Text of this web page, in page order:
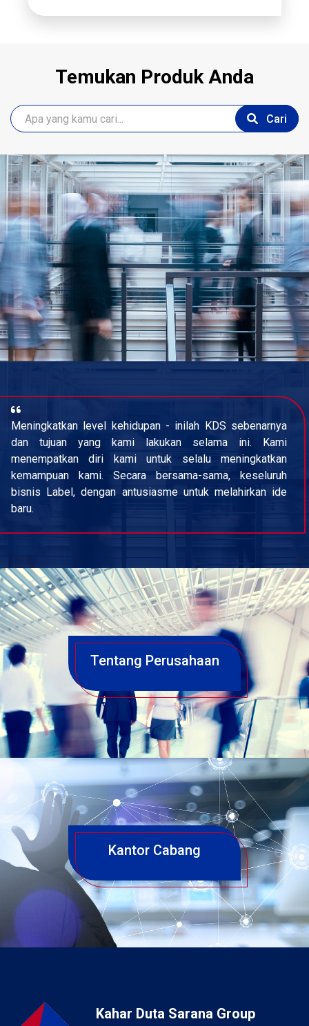
Temukan Produk Anda
Cari
Meningkatkan level kehidupan - inilah KDS sebenarnya
dan tujuan yang kami lakukan selama ini. Kami
menempatkan diri kami untuk selalu meningkatkan
kemampuan kami. Secara bersama-sama, keseluruh
bisnis Label, dengan antusiasme untuk melahirkan ide
baru.
Tentang Perusahaan
Kantor Cabang
Kahar Duta Sarana Group